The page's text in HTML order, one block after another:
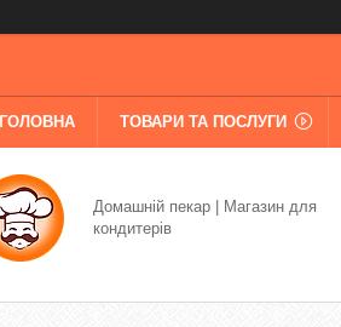
ГОЛОВНА ТОВАРИ ТА ПОСЛУГИ
Домашній пекар | Магазин для
кондитерів